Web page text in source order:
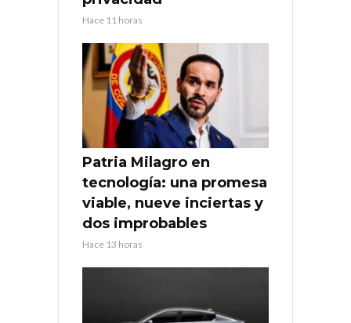
Hace 11 horas
Patria Milagro en
tecnología: una promesa
viable, nueve inciertas y
dos improbables
Hace 13 horas